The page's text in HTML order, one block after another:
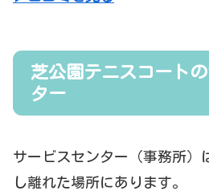
芝公園テニスコート
ター
サービスセンター（事務所）
し離れた場所にあります。